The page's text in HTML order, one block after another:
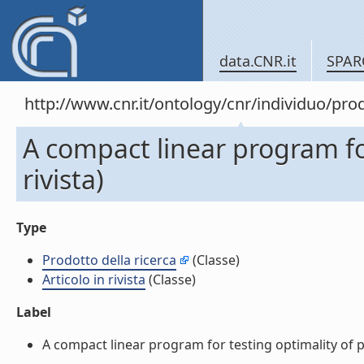
data.CNR.it
http://www.cnr.it/ontology/cnr/individuo/
A compact linear program
rivista)
Type
Prodotto della ricerca
(Classe)
Articolo in rivista (Classe)
Label
A compact linear program for testing optimality of